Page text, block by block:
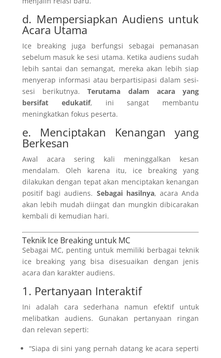
d. Mempersiapkan Audiens untuk
Acara Utama
Ice breaking juga berfungsi sebagai pemanasan
sebelum masuk ke sesi utama. Ketika audiens sudah
lebih santai dan semangat, mereka akan lebih siap
menyerap informasi atau berpartisipasi dalam sesi-
sesi berikutnya.Terutama dalam acara yang
bersifat edukatif, ini sangat membantu
meningkatkan fokus peserta.
e. Menciptakan Kenangan yang
Berkesan
Awal acara sering kali meninggalkan kesan
mendalam. Oleh karena itu, ice breaking yang
dilakukan dengan tepat akan menciptakan kenangan
positif bagi audiens. Sebagai hasilnya, acara Anda
akan lebih mudah diingat dan mungkin dibicarakan
kembali di kemudian hari.
Teknik Ice Breaking untuk MC
Sebagai MC, penting untuk memiliki berbagai teknik
ice breaking yang bisa disesuaikan dengan jenis
acara dan karakter audiens.
1. Pertanyaan Interaktif
Ini adalah cara sederhana namun efektif untuk
melibatkan audiens. Gunakan pertanyaan ringan
dan relevan seperti:
“Siapa di sini yang pernah datang ke acara seperti